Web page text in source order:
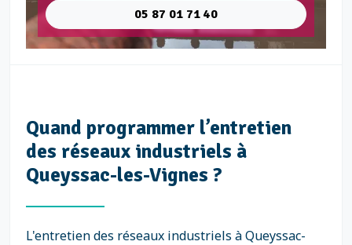
05 87 01 71 40
Quand programmer l’entretien
des réseaux industriels à
Queyssac-les-Vignes ?
L'entretien des réseaux industriels à Queyssac-